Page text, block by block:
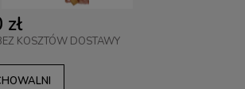
KOSZTÓW DOSTAWY